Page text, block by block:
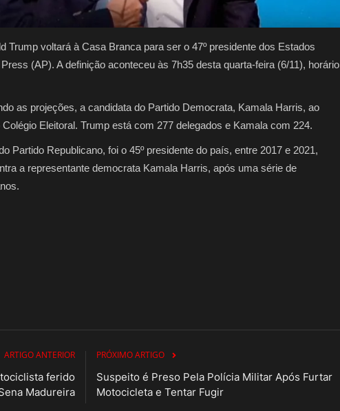
Trump voltará à Casa Branca para ser o 47º presidente dos Estados
(AP). A definição aconteceu às 7h35 desta quarta-feira (6/11), horário
as projeções, a candidata do Partido Democrata, Kamala Harris, ao
Eleitoral. Trump está com 277 delegados e Kamala com 224.
Partido Republicano, foi o 45º presidente do país, entre 2017 e 2021,
a representante democrata Kamala Harris, após uma série de
ARTIGO ANTERIOR
ferido
Madureira
PRÓXIMO ARTIGO
Suspeito é Preso Pela Polícia Militar Após Furtar
Motocicleta e Tentar Fugir